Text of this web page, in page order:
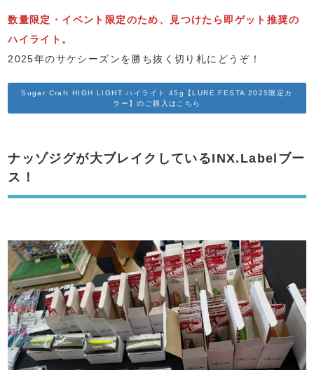
数量限定・イベント限定のため、見つけたら即ゲット推奨の
ハイライト。
2025年のサケシーズンを勝ち抜く切り札にどうぞ！
Sugar Craft HIGH LIGHT ハイライト 45g【LURE FESTA 2025限定カ
ラー】のご購入はこちら
ナッゾジグが大ブレイクしているINX.Labelブー
ス！